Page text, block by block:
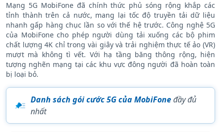
Mạng 5G MobiFone đã chính thức phủ sóng rộng khắp các
tỉnh thành trên cả nước, mang lại tốc độ truyền tải dữ liệu
nhanh gấp hàng chục lần so với thế hệ trước. Công nghệ 5G
của MobiFone cho phép người dùng tải xuống các bộ phim
chất lượng 4K chỉ trong vài giây và trải nghiệm thực tế ảo (VR)
mượt mà không tì vết. Với hạ tầng băng thông rộng, hiện
tượng nghẽn mạng tại các khu vực đông người đã hoàn toàn
bị loại bỏ.
Danh sách gói cước 5G của MobiFoneđầy đủ
nhất